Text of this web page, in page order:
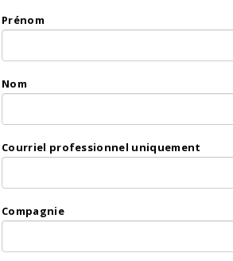
Prénom
Nom
Courriel professionnel uniquement
Compagnie